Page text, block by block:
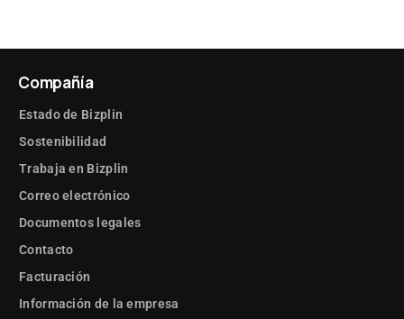
Servicios de paquetería
personalizadas
🚚 Integración directa con
Amazon FBA
EnvíaYa
Compañía
Estado de Bizplin
Sostenibilidad
Trabaja en Bizplin
Correo electrónico
Documentos legales
Contacto
Facturación
Información de la empresa